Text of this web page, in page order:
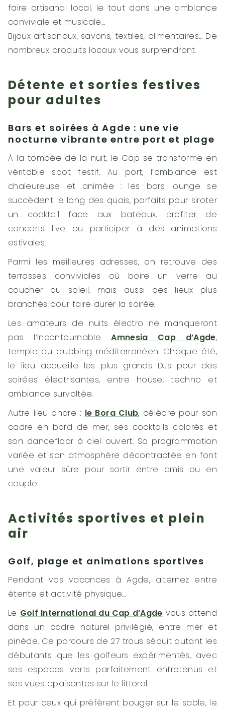
faire artisanal local, le tout dans une ambiance
conviviale et musicale…
Bijoux artisanaux, savons, textiles, alimentaires… De
nombreux produits locaux vous surprendront.
Détente et sorties festives
pour adultes
Bars et soirées à Agde : une vie
nocturne vibrante entre port et plage
À la tombée de la nuit, le Cap se transforme en
véritable spot festif. Au port, l’ambiance est
chaleureuse et animée : les bars lounge se
succèdent le long des quais, parfaits pour siroter
un cocktail face aux bateaux, profiter de
concerts live ou participer à des animations
estivales.
Parmi les meilleures adresses, on retrouve des
terrasses conviviales où boire un verre au
coucher du soleil, mais aussi des lieux plus
branchés pour faire durer la soirée.
Les amateurs de nuits électro ne manqueront
pas l’incontournableAmnesia Cap d’Agde,
temple du clubbing méditerranéen. Chaque été,
le lieu accueille les plus grands DJs pour des
soirées électrisantes, entre house, techno et
ambiance survoltée.
Autre lieu phare : le Bora Club, célèbre pour son
cadre en bord de mer, ses cocktails colorés et
son dancefloor à ciel ouvert. Sa programmation
variée et son atmosphère décontractée en font
une valeur sûre pour sortir entre amis ou en
couple.
Activités sportives et plein
air
Golf, plage et animations sportives
Pendant vos vacances à Agde, alternez entre
étente et activité physique…
Le Golf International du Cap d’Agde vous attend
dans un cadre naturel privilégié, entre mer et
pinède. Ce parcours de 27 trous séduit autant les
débutants que les golfeurs expérimentés, avec
ses espaces verts parfaitement entretenus et
ses vues apaisantes sur le littoral.
Et pour ceux qui préfèrent bouger sur le sable, le